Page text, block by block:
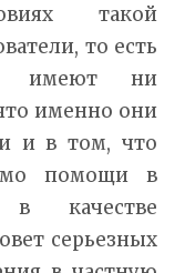
такой
то есть
имеют ни
именно они
и в том, что
помощи в
в качестве
серьезных